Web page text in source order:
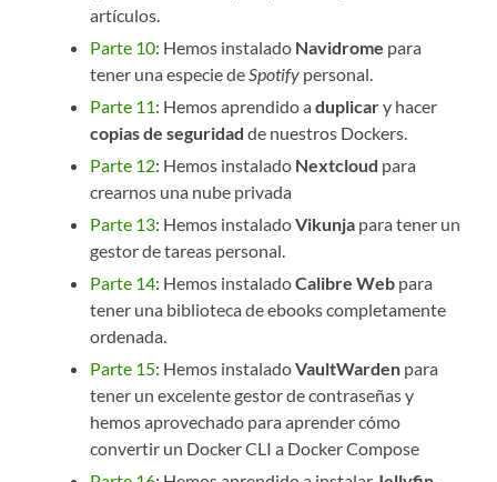
artículos.
Parte 10: Hemos instalado Navidrome para
tener una especie de Spotify personal.
Parte 11: Hemos aprendido aduplicary hacer
copias de seguridad de nuestros Dockers.
Parte 12: Hemos instalado Nextcloud para
crearnos una nube privada
Parte 13: Hemos instaladoVikunja para tener un
gestor de tareas personal.
Parte 14: Hemos instaladoCalibre Web para
tener una biblioteca de ebooks completamente
ordenada.
Parte 15: Hemos instaladoVaultWarden para
tener un excelente gestor de contraseñas y
hemos aprovechado para aprender cómo
convertir un Docker CLI a Docker Compose